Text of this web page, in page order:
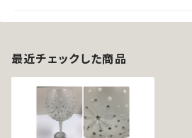
最近チェックした商品